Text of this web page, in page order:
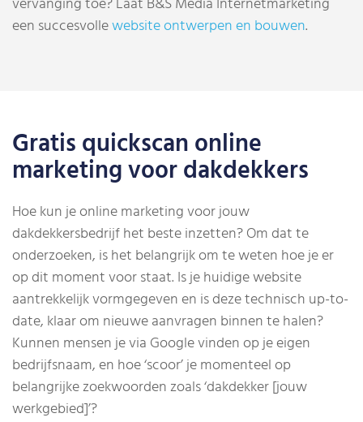
een succesvollewebsite ontwerpen en bouwen.
Gratis quickscan online
marketing voor dakdekkers
Hoe kun je online marketing voor jouw
dakdekkersbedrijf het beste inzetten? Om dat te
onderzoeken, is het belangrijk om te weten hoe je er
op dit moment voor staat. Is je huidige website
aantrekkelijk vormgegeven en is deze technisch up-to-
date, klaar om nieuwe aanvragen binnen te halen?
Kunnen mensen je via Google vinden op je eigen
bedrijfsnaam, en hoe ‘scoor’ je momenteel op
belangrijke zoekwoorden zoals ‘dakdekker [jouw
werkgebied]’?